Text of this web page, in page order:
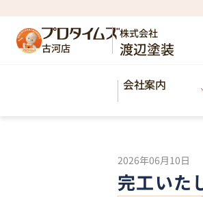
古河店
株式会社
渡辺塗装
会社案内
HOME>ブログ>完
ブログ
2026年06月10日
完工いた